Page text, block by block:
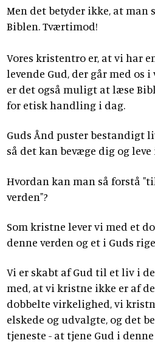
Men det betyder ikke, at man
Biblen. Tværtimod!
Vores kristentro er, at vi har
levende Gud, der går med os
er det også muligt at læse
for etisk handling i dag.
Guds Ånd puster bestandigt
så det kan bevæge dig og
Hvordan kan man så forstå
verden"?
Som kristne lever vi med et
denne verden og et i Guds
Vi er skabt af Gud til et liv i
med, at vi kristne ikke er af
dobbelte virkelighed, vi
elskede og udvalgte, og det
tjeneste - at tjene Gud i